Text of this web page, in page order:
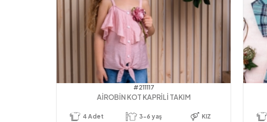
#211117
AİROBİN KOT KAPRİLİ TAKIM
4 Adet 3-6 yaş KIZ